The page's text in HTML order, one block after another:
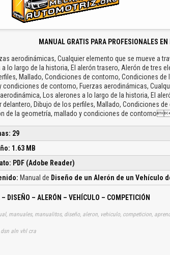
MANUAL GRATIS PARA PROFESIONALES
aerodinámicas, Cualquier elemento que se mueve a
lo largo de la historia, El alerón trasero, Alerón de tres
Mallado, Condiciones de contorno, Condiciones
condiciones de contorno, Fuerzas aerodinámicas,
aerodinámica, Los alerones a lo largo de la historia, El
delantero, Dibujo de los perfiles, Mallado, Condiciones
de la geometría, mallado y condiciones de
29
1.63 MB
PDF (Adobe Reader)
Manual de Diseño de un Alerón de un Vehículo
– DISEÑO – ALERÓN – VEHÍCULO – COMPETICIÓN
manuales, manualitos, diseño, aleron, vehiculo, competicion,
aln vhl cra